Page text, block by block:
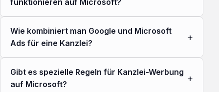
funktionieren auf Microsoft?
Wie kombiniert man Google und Microsoft
Ads für eine Kanzlei?
+
Gibt es spezielle Regeln für Kanzlei-Werbung
auf Microsoft?
+